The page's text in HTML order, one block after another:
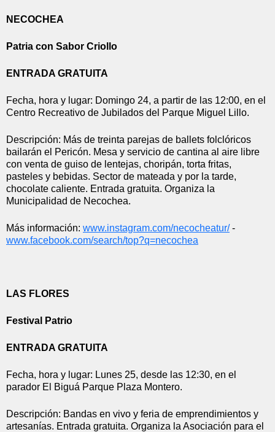
NECOCHEA
Patria con Sabor Criollo
ENTRADA GRATUITA
Fecha, hora y lugar: Domingo 24, a partir de las 12:00, en el
Centro Recreativo de Jubilados del Parque Miguel Lillo.
Descripción: Más de treinta parejas de ballets folclóricos
bailarán el Pericón. Mesa y servicio de cantina al aire libre
con venta de guiso de lentejas, choripán, torta fritas,
pasteles y bebidas. Sector de mateada y por la tarde,
chocolate caliente. Entrada gratuita. Organiza la
Municipalidad de Necochea.
Más información: www.instagram.com/necocheatur/
www.facebook.com/search/top?q=necochea
LAS FLORES
Festival Patrio
ENTRADA GRATUITA
Fecha, hora y lugar: Lunes 25, desde las 12:30, en el
parador El Biguá Parque Plaza Montero.
Descripción: Bandas en vivo y feria de emprendimientos y
artesanías. Entrada gratuita. Organiza la Asociación para el